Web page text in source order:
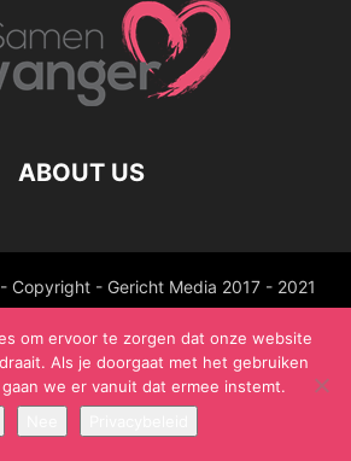
ABOUT US
Copyright - Gericht Media 2017 - 2021
om ervoor te zorgen dat onze website
Als je doorgaat met het gebruiken
we er vanuit dat ermee instemt.